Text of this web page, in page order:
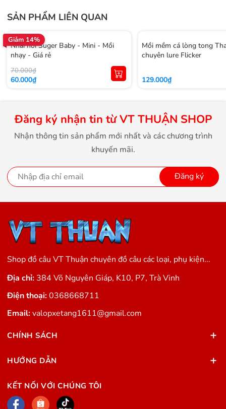
SẢN PHẨM LIÊN QUAN
Giảm 14%
Nhái hơi Suger Baby - Mini - Mồi
nhạy - Giá rẻ
70.000₫
60.000₫
Mồi mềm cá lòng tong
chuyên lure Flicker
129.000₫
Đăng ký nhận tin từ VT THUẬN SHOP
Nhận thông tin sản phẩm mới nhất và các chương trình
khuyến mãi.
Đăng ký
Shop đồ câu VT Thuận chuyên đồ câu các loại, phụ kiện...
Địa chỉ: 384 Võ Nguyên Giáp, K10, P7, Trà Vinh
Điện thoại:0368668711
Email:valopxetang1611@gmail.com
CHÍNH SÁCH
HƯỚNG DẪN
KẾT NỐI VỚI CHÚNG TÔI